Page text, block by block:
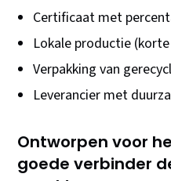
Certificaat met
Lokale productie
Verpakking van
Leverancier met
Ontworpen voor
goede verbinder